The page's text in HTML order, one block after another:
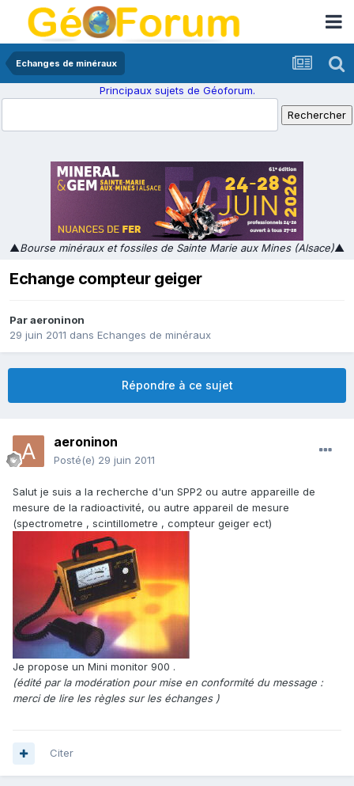
Echanges de minéraux
Principaux sujets de Géoforum.
▲Bourse minéraux et fossiles de Sainte Marie aux Mines (Alsace)▲
Echange compteur geiger
Paraeroninon
29 juin 2011 dans Echanges de minéraux
Répondre à ce sujet
aeroninon
Posté(e) 29 juin 2011
Salut je suis a la recherche d'un SPP2 ou autre appareille de
mesure de la radioactivité, ou autre appareil de mesure
(spectrometre , scintillometre , compteur geiger ect)
Je propose un Mini monitor 900 .
(édité par la modération pour mise en conformité du message :
merci de lire les règles sur les échanges )
Citer